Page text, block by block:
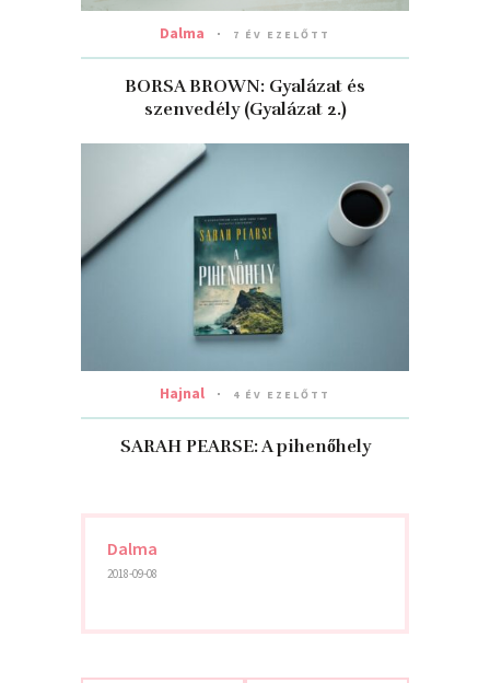
Dalma 7 ÉV EZELŐTT
BORSA BROWN: Gyalázat ​és
szenvedély (Gyalázat 2.)
Hajnal 4 ÉV EZELŐTT
SARAH PEARSE: A pihenőhely
Dalma
2018-09-08